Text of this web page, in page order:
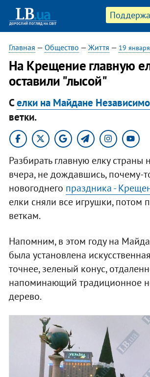
Главная — Общество — Життя — 19
На Крещение главную
оставили "лысой"
Селки на Майдане
ветки.
Разбирать главную елку страны
вчера, не дождавшись, почему-
новогоднего праздника -
елки сняли все игрушки, потом
веткам.
Напомним, в этом году на
была установлена
точнее, зеленый конус,
напоминающий традиционное
дерево.